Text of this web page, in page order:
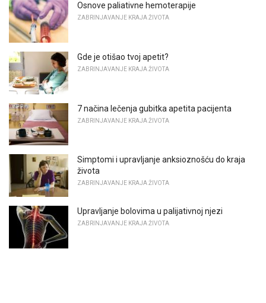
Osnove paliativne hemoterapije
ZABRINJAVANJE KRAJA ŽIVOTA
Gde je otišao tvoj apetit?
ZABRINJAVANJE KRAJA ŽIVOTA
7 načina lečenja gubitka apetita pacijenta
ZABRINJAVANJE KRAJA ŽIVOTA
Simptomi i upravljanje anksioznošću do kraja
života
ZABRINJAVANJE KRAJA ŽIVOTA
Upravljanje bolovima u palijativnoj njezi
ZABRINJAVANJE KRAJA ŽIVOTA